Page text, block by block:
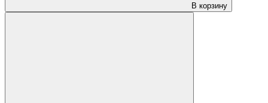
В корзину